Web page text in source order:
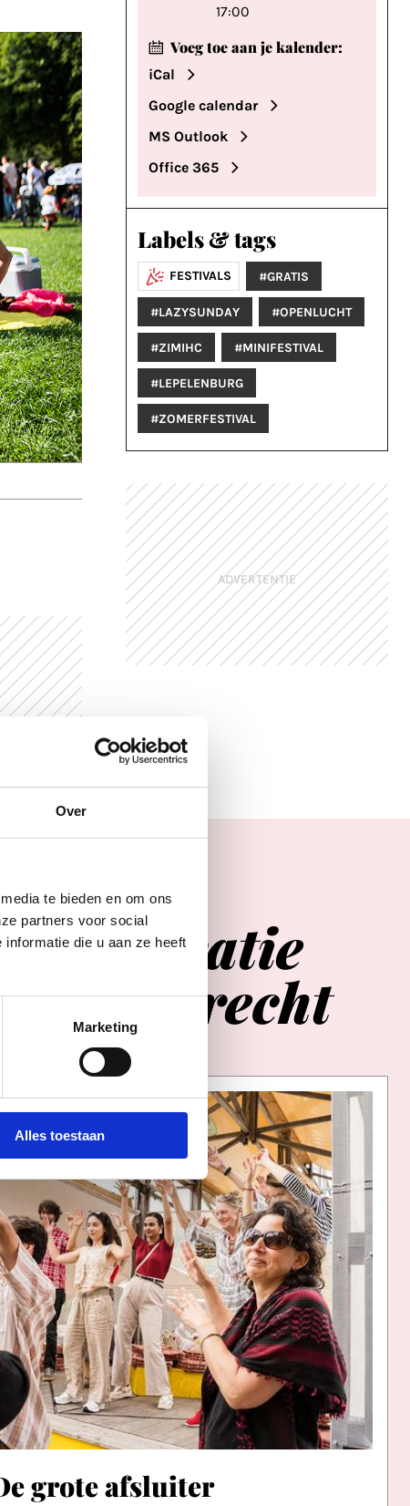
Over
te bieden en om ons
partners voor social
die u aan ze heeft
Marketing
Alles toestaan
17:00
Voeg toe aan je kalender:
iCal
Google calendar
MS Outlook
Office 365
Labels & tags
FESTIVALS #GRATIS
#LAZYSUNDAY #OPENLUCHT
#ZIMIHC #MINIFESTIVAL
#LEPELENBURG
#ZOMERFESTIVAL
ADVERTENTIE
Agenda
inspiratie
inUtrecht
grote afsluiter